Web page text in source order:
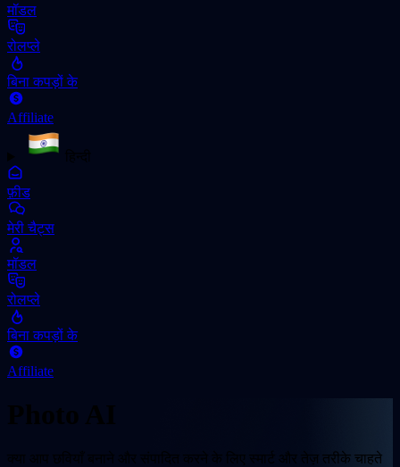
मॉडल
रोलप्ले
बिना कपड़ों के
Affiliate
फ़ीड
मेरी चैट्स
मॉडल
रोलप्ले
बिना कपड़ों के
Affiliate
क्या आप छवियाँ बनाने और संपादित करने के लिए स्मार्ट और तेज़ तरीके चाहते